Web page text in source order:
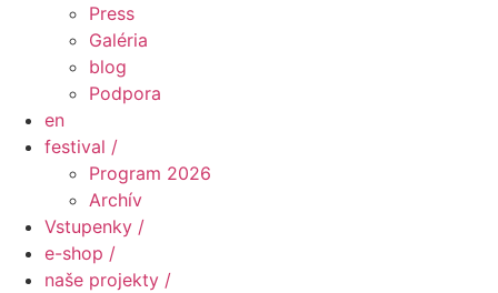
Press
Galéria
blog
Podpora
en
festival /
Program 2026
Archív
Vstupenky /
e-shop /
naše projekty /